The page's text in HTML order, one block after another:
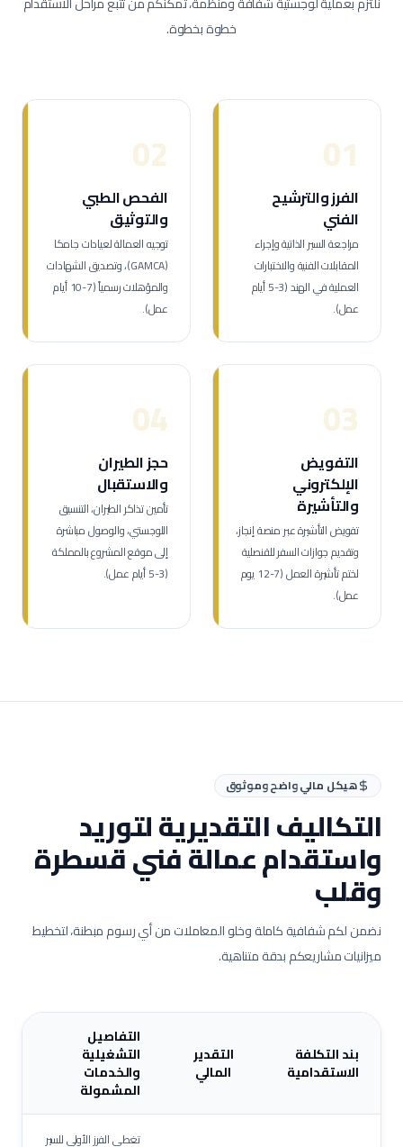
خطوة بخطوة.
01
الفرز والترشيح
الفني
مراجعة السير الذاتية وإجراء
المقابلات الفنية والاختبارات
العملية في الهند (3-5 أيام
عمل).
02
الفحص الطبي
والتوثيق
توجيه العمالة لعيادات جامكا
(GAMCA)، وتصديق الشهادات
والمؤهلات رسمياً (7-10 أيام
عمل).
03
التفويض
الإلكتروني
والتأشيرة
تفويض التأشيرة عبر منصة إنجاز،
وتقديم جوازات السفر للقنصلية
لختم تأشيرة العمل (7-12 يوم
عمل).
04
حجز الطيران
والاستقبال
تأمين تذاكر الطيران، التنسيق
اللوجستي، والوصول مباشرة
إلى موقع المشروع بالمملكة
(3-5 أيام عمل).
هيكل مالي واضح وموثوق
التكاليف التقديرية لتوريد
واستقدام عمالةفني قسطرة
وقلب
نضمن لكم شفافية كاملة وخلو المعاملات من أي رسوم مبطنة، لتخطيط
ميزانيات مشاريعكم بدقة متناهية.
بند التكلفة
الاستقدامية
التقدير
المالي
التفاصيل
التشغيلية
والخدمات
المشمولة
تغطي الفرز الأولي للسير